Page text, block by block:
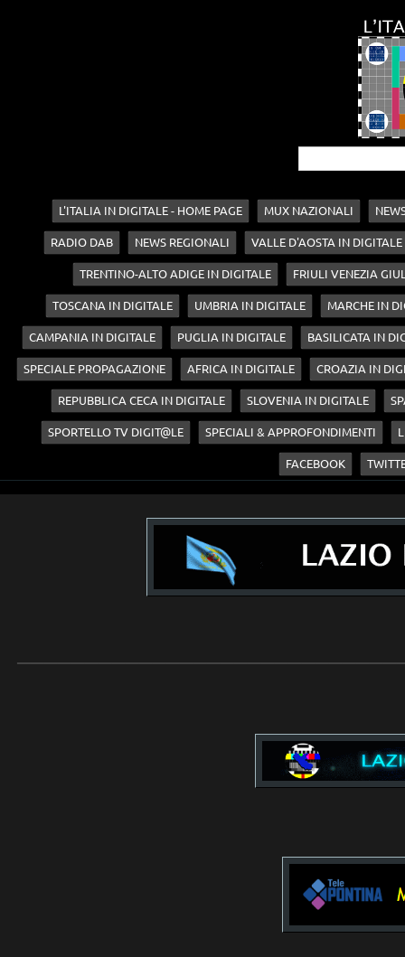
L'ITALIA IN DIGITALE - HOME PAGE MUX NAZIONALI
RADIO DAB NEWS REGIONALI VALLE D'AOSTA IN DIGITALE
TRENTINO-ALTO ADIGE IN DIGITALE FRIULI VENEZIA
TOSCANA IN DIGITALE UMBRIA IN DIGITALE MARCHE IN
CAMPANIA IN DIGITALE PUGLIA IN DIGITALE BASILICATA IN
SPECIALE PROPAGAZIONE AFRICA IN DIGITALE CROAZIA IN
REPUBBLICA CECA IN DIGITALE SLOVENIA IN DIGITALE
SPORTELLO TV DIGIT@LE SPECIALI & APPROFONDIMENTI
FACEBOOK